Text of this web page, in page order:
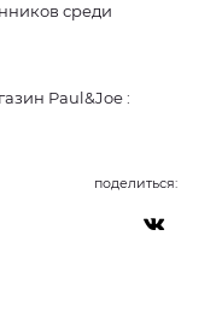
среди
Официальный сайт/интернет-магазин Paul&Joe :
поделиться: